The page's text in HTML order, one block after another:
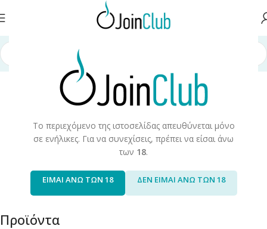
Το περιεχόμενο της ιστοσελίδας απευθύνεται μόνο
σε ενήλικες. Για να συνεχίσεις, πρέπει να είσαι άνω
των 18.
ΕΙΜΑΙ ΑΝΩ ΤΩΝ 18 ΔΕΝ ΕΙΜΑΙ ΑΝΩ ΤΩΝ 18
Αρχική σελίδα Προϊόντα
83 products 16 products
Προϊόντα